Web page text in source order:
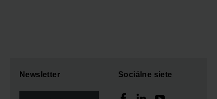
Newsletter Sociálne siete